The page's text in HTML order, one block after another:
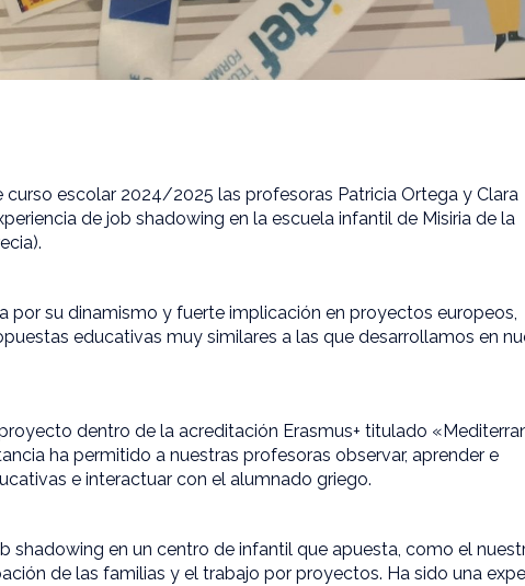
curso escolar 2024/2025 las profesoras Patricia Ortega y Clara
de job shadowing en la escuela infantil de Misiria de la
por su dinamismo y fuerte implicación en proyectos europeos,
educativas muy similares a las que desarrollamos en
dentro de la acreditación Erasmus+ titulado
ha permitido a nuestras profesoras observar, aprender e
e interactuar con el alumnado griego.
shadowing en un centro de infantil que apuesta, como el
de las familias y el trabajo por proyectos. Ha sido una